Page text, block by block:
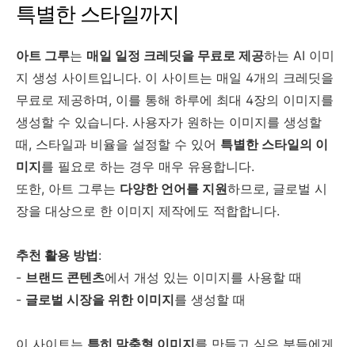
특별한 스타일까지
아트 그루는 매일 일정 크레딧을 무료로 제공하는 AI 이미
지 생성 사이트입니다. 이 사이트는 매일 4개의 크레딧을
무료로 제공하며, 이를 통해 하루에 최대 4장의 이미지를
생성할 수 있습니다. 사용자가 원하는 이미지를 생성할
때, 스타일과 비율을 설정할 수 있어 특별한 스타일의 이
미지를 필요로 하는 경우 매우 유용합니다.
또한, 아트 그루는 다양한 언어를 지원하므로, 글로벌 시
장을 대상으로 한 이미지 제작에도 적합합니다.
추천 활용 방법:
- 브랜드 콘텐츠에서 개성 있는 이미지를 사용할 때
- 글로벌 시장을 위한 이미지를 생성할 때
이 사이트는 특히 맞춤형 이미지를 만들고 싶은 분들에게